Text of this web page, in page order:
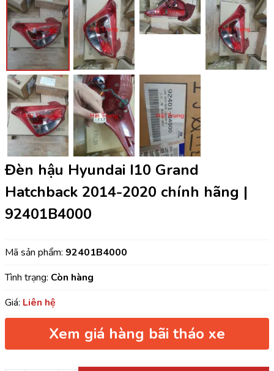
Đèn hậu Hyundai I10 Grand
Hatchback 2014-2020 chính hãng |
92401B4000
Mã sản phẩm: 92401B4000
Tình trạng: Còn hàng
Giá: Liên hệ
Xem giá hàng bãi tháo xe